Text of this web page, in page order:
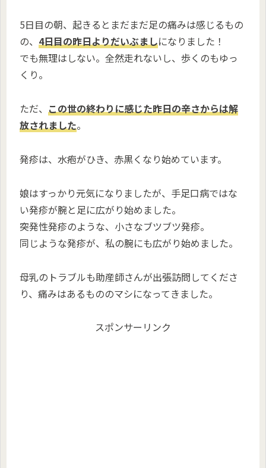
5日目の朝、起きるとまだまだ足の痛みは感じるもの
の、 4日目の昨日よりだいぶましになりました！
でも無理はしない。全然走れないし、歩くのもゆっ
くり。
ただ、 この世の終わりに感じた昨日の辛さからは解
放されました。
発疹は、水疱がひき、赤黒くなり始めています。
娘はすっかり元気になりましたが、手足口病ではな
い発疹が腕と足に広がり始めました。
突発性発疹のような、小さなブツブツ発疹。
同じような発疹が、私の腕にも広がり始めました。
母乳のトラブルも助産師さんが出張訪問してくださ
り、痛みはあるもののマシになってきました。
スポンサーリンク